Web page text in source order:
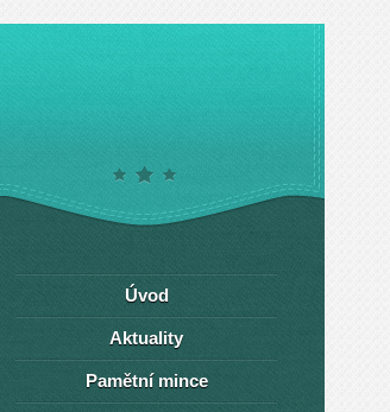
Úvod
Aktuality
Pamětní mince